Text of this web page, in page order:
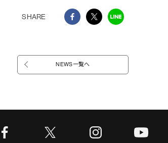
SHARE
NEWS一覧へ